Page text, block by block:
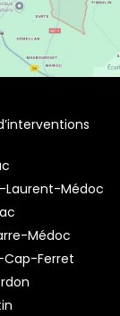
Laurent-Médoc
Médoc
Cap-Ferret